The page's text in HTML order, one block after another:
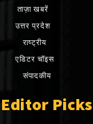
ताज़ा खबरें
उत्तर प्रदेश
राष्ट्रीय
एडिटर चॉइस
संपादकीय
Editor Picks